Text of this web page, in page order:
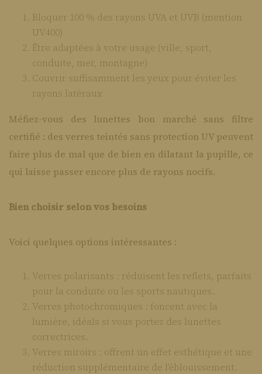
Bloquer 100 % des rayons UVA et UVB (mention
UV400)
Être adaptées à votre usage (ville, sport,
conduite, mer, montagne)
Couvrir suffisamment les yeux pour éviter les
rayons latéraux
Méfiez-vous des lunettes bon marché sans filtre
certifié : des verres teintés sans protection UV peuvent
faire plus de mal que de bien en dilatant la pupille, ce
qui laisse passer encore plus de rayons nocifs.
Bien choisir selon vos besoins
Voici quelques options intéressantes :
Verres polarisants : réduisent les reflets, parfaits
pour la conduite ou les sports nautiques.
Verres photochromiques : foncent avec la
lumière, idéals si vous portez des lunettes
correctrices.
Verres miroirs : offrent un effet esthétique et une
réduction supplémentaire de l’éblouissement.